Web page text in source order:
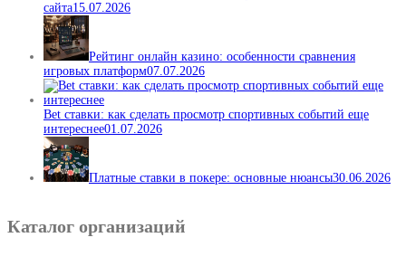
сайта15.07.2026
Рейтинг онлайн казино: особенности сравнения
игровых платформ07.07.2026
Bet ставки: как сделать просмотр спортивных событий еще
интереснее01.07.2026
Платные ставки в покере: основные нюансы30.06.2026
Каталог организаций